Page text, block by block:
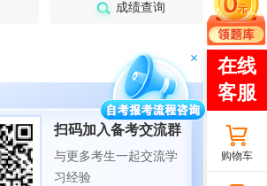
成绩查询
扫码加入备考交流群
与更多考生一起交流学
习经验
购物车